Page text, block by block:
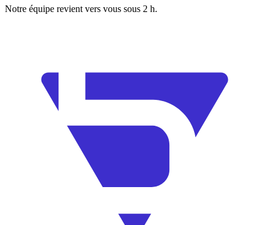
Notre équipe revient vers vous sous 2 h.